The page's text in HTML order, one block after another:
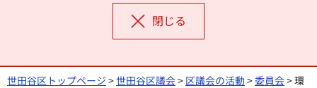
閉じる
世田谷区トップページ >世田谷区議会> 区議会の活動>委員会> 環